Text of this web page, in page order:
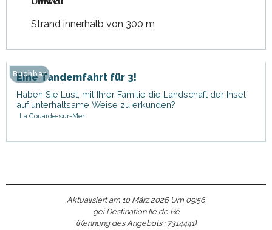
Strand innerhalb von 300 m
Eine Tandemfahrt für 3!
Haben Sie Lust, mit Ihrer Familie die Landschaft der Insel
auf unterhaltsame Weise zu erkunden?
La Couarde-sur-Mer
Buchbar
Aktualisiert am 10 März 2026 Um 09:56
gei Destination Ile de Ré
(Kennung des Angebots : 7314441)